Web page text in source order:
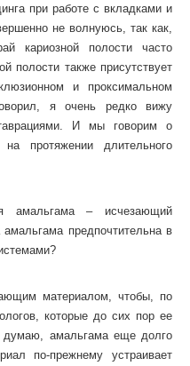
при работе с вкладками и
не волнуюсь, так как,
кариозной полости часто
полости также присутствует
и проксимальном
я очень редко вижу
И мы говорим о
протяжении длительного
амальгама – исчезающий
предпочтительна в
материалом, чтобы, по
которые до сих пор ее
думаю, амальгама еще долго
по-прежнему устраивает